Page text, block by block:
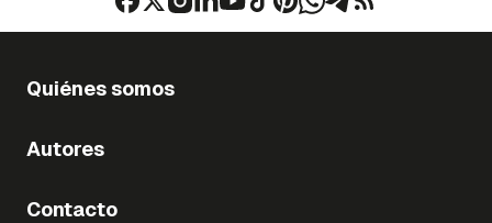
Quiénes somos
Autores
Contacto